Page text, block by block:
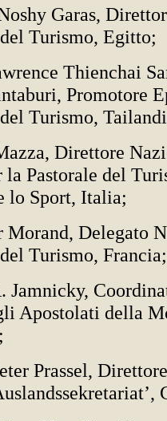
Garas,
Turismo, Egitto;
Thienchai
Promotore
Turismo,
Direttore
Pastorale del
lo Sport, Italia;
Delegato
Turismo, Francia;
Jamnicky,
Apostolati della
Prassel,